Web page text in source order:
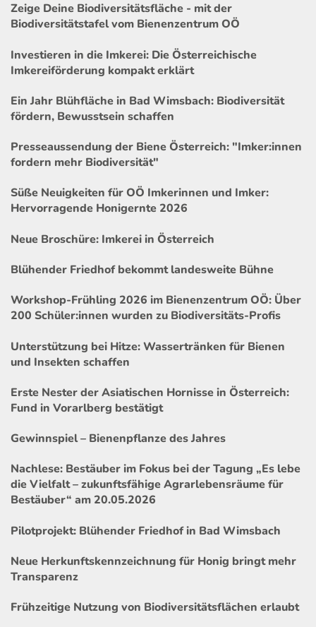
Zeige Deine Biodiversitätsfläche - mit der
Biodiversitätstafel vom Bienenzentrum OÖ
Investieren in die Imkerei: Die Österreichische
Imkereiförderung kompakt erklärt
Ein Jahr Blühfläche in Bad Wimsbach: Biodiversität
fördern, Bewusstsein schaffen
Presseaussendung der Biene Österreich: "Imker:innen
fordern mehr Biodiversität"
Süße Neuigkeiten für OÖ Imkerinnen und Imker:
Hervorragende Honigernte 2026
Neue Broschüre: Imkerei in Österreich
Blühender Friedhof bekommt landesweite Bühne
Workshop-Frühling 2026 im Bienenzentrum OÖ: Über
200 Schüler:innen wurden zu Biodiversitäts-Profis
Unterstützung bei Hitze: Wassertränken für Bienen
und Insekten schaffen
Erste Nester der Asiatischen Hornisse in Österreich:
Fund in Vorarlberg bestätigt
Gewinnspiel – Bienenpflanze des Jahres
Nachlese: Bestäuber im Fokus bei der Tagung „Es lebe
die Vielfalt – zukunftsfähige Agrarlebensräume für
Bestäuber“ am 20.05.2026
Pilotprojekt: Blühender Friedhof in Bad Wimsbach
Neue Herkunftskennzeichnung für Honig bringt mehr
Transparenz
Frühzeitige Nutzung von Biodiversitätsflächen erlaubt